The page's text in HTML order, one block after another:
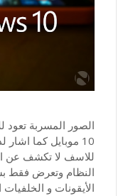
الصور المسربة تعود
10 موبايل كما اشار لذلك موقع
للاسف لا تكشف عن
النظام وتعرض فقط
الأيقونات و